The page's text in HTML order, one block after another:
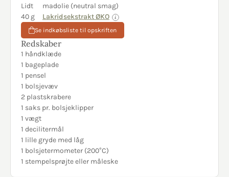
Lidt
madolie (neutral smag)
40 g
Lakridsekstrakt ØKO
Se indkøbsliste til opskriften
Redskaber
1 håndklæde
1 bageplade
1 pensel
1 bolsjevæv
2 plastskrabere
1 saks pr. bolsjeklipper
1 vægt
1 decilitermål
1 lille gryde med låg
1 bolsjetermometer (200°C)
1 stempelsprøjte eller måleske